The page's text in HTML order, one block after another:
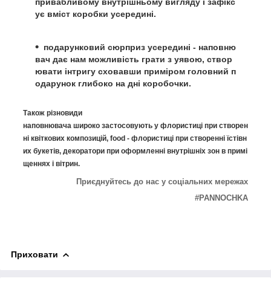
ує вміст коробки усередині.
подарунковий сюрприз усередині - наповню
вач дає нам можливість грати з уявою, створ
ювати інтригу сховавши приміром головний п
одарунок глибоко на дні коробочки.
Також різновиди
наповнювача широко застосовують у флористиці при створен
ні квіткових композицій, food - флористиці при створенні їстівн
их букетів, декоратори при оформленні внутрішніх зон в примі
щеннях і вітрин.
Приєднуйтесь до нас у соціальних мережах
#PANNOCHKA
Приховати